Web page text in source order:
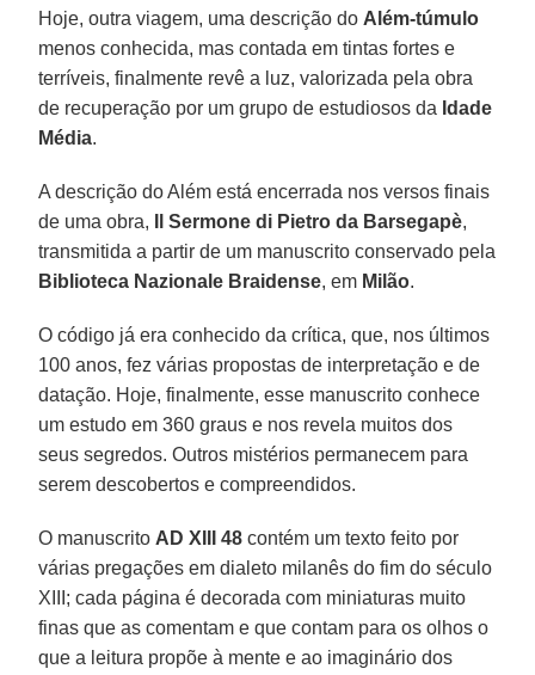
Hoje, outra viagem, uma descrição do Além-túmulo
menos conhecida, mas contada em tintas fortes e
terríveis, finalmente revê a luz, valorizada pela obra
de recuperação por um grupo de estudiosos da Idade
Média.
A descrição do Além está encerrada nos versos finais
de uma obra,
Il Sermone di Pietro da Barsegapè,
transmitida a partir de um manuscrito conservado pela
Biblioteca Nazionale Braidense, em Milão.
O código já era conhecido da crítica, que, nos últimos
100 anos, fez várias propostas de interpretação e de
datação. Hoje, finalmente, esse manuscrito conhece
um estudo em 360 graus e nos revela muitos dos
seus segredos. Outros mistérios permanecem para
serem descobertos e compreendidos.
O manuscrito AD XIII 48 contém um texto feito por
várias pregações em dialeto milanês do fim do século
XIII; cada página é decorada com miniaturas muito
finas que as comentam e que contam para os olhos o
que a leitura propõe à mente e ao imaginário dos